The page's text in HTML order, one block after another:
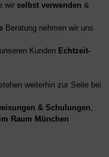
wir selbst verwenden &
Beratung nehmen wir uns
Kunden Echtzeit-
weiterhin zur Seite bei
& Schulungen,
Raum München